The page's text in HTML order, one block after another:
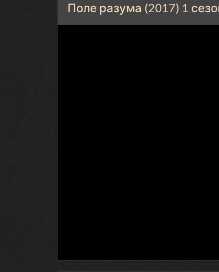
Поле разума (2017) 1